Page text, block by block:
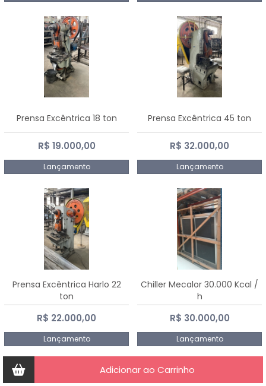
Prensa Excêntrica 18 ton
R$ 19.000,00
Lançamento
Prensa Excêntrica 45 ton
R$ 32.000,00
Lançamento
Prensa Excêntrica Harlo 22
ton
R$ 22.000,00
Lançamento
Chiller Mecalor 30.000 Kcal /
h
R$ 30.000,00
Lançamento
Adicionar ao Carrinho